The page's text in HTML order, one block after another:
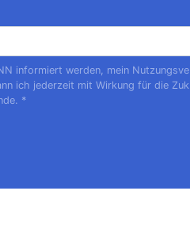
informiert werden, mein
ich jederzeit mit Wirkung für die
*